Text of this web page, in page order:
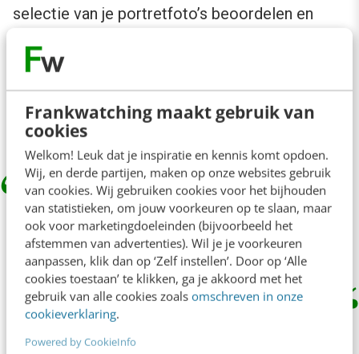
Frankwatching maakt gebruik van
cookies
Welkom! Leuk dat je inspiratie en kennis komt opdoen.
Wij, en derde partijen, maken op onze websites gebruik
van cookies. Wij gebruiken cookies voor het bijhouden
van statistieken, om jouw voorkeuren op te slaan, maar
ook voor marketingdoeleinden (bijvoorbeeld het
afstemmen van advertenties). Wil je je voorkeuren
aanpassen, klik dan op ‘Zelf instellen’. Door op ‘Alle
cookies toestaan’ te klikken, ga je akkoord met het
gebruik van alle cookies zoals omschreven in onze
cookieverklaring.
Powered by CookieInfo
selectie van je portretfoto’s beoordelen en
Dit kan achteraf met het resultaat van de
nieuwe fotoshoot. Maar het kan ook met foto’s
die je al van jezelf hebt.
Welke portretfoto van jou vinden je
vrienden en familieleden het mooist?
Hoe kijk je op die mooie foto van jezelf? Oefen
die blik in de spiegel zodat je straks bij een